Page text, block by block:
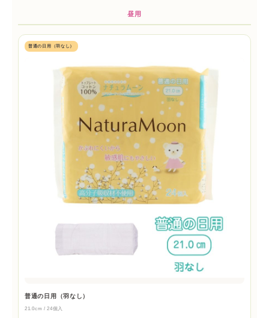
昼用
普通の日用（羽なし）
普通の日用（羽なし）
21.0cm / 24個入